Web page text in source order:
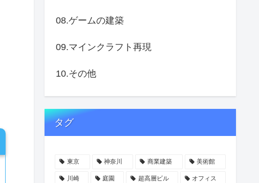
08.ゲームの建築
09.マインクラフト再現
10.その他
タグ
東京 神奈川 商業建築 美術館
川崎 庭園 超高層ビル オフィス